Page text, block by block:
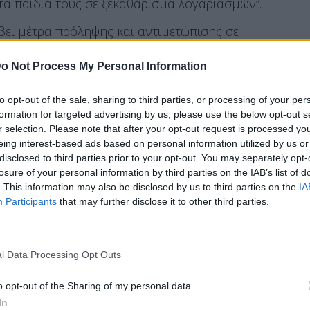
Not Process My Personal Information
opt-out of the sale, sharing to third parties, or processing of your
for targeted advertising by us, please use the below opt-out
selection. Please note that after your opt-out request is processed
interest-based ads based on personal information utilized by us
to third parties prior to your opt-out. You may separately
of your personal information by third parties on the IAB’s list of
This information may also be disclosed by us to third parties on the
Participants that may further disclose it to other third parties.
Data Processing Opt Outs
opt-out of the Sharing of my personal data.
παιδιά τους σε ξεκαθάρισμα λογαριασμών”.
μέτρα πρόληψης και αντιμετώπισης σε
να στελεχώσει τα σχολεία με
ώστε να γίνεται η πρώιμη διάγνωση τέτοιων
και σχολές γονέων, ώστε να μην
σχολείου” πρόσθεσε, τονίζοντας πως, “Και
μέτρο εντός σχολείου που θα δίνει
προλαμβάνουν και να αντιμετωπίζουν
και νομιμοποιούνται δια της
καταστάσεις και το βρίσκουμε όλοι
καταγγελιών και η δυνατότητα
που θα πρέπει από κοινού να τα